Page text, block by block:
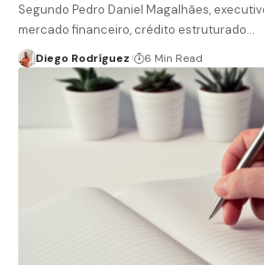
Segundo Pedro Daniel Magalhães,
mercado financeiro, crédito estruturado…
Diego Rodríguez 6 Min Read